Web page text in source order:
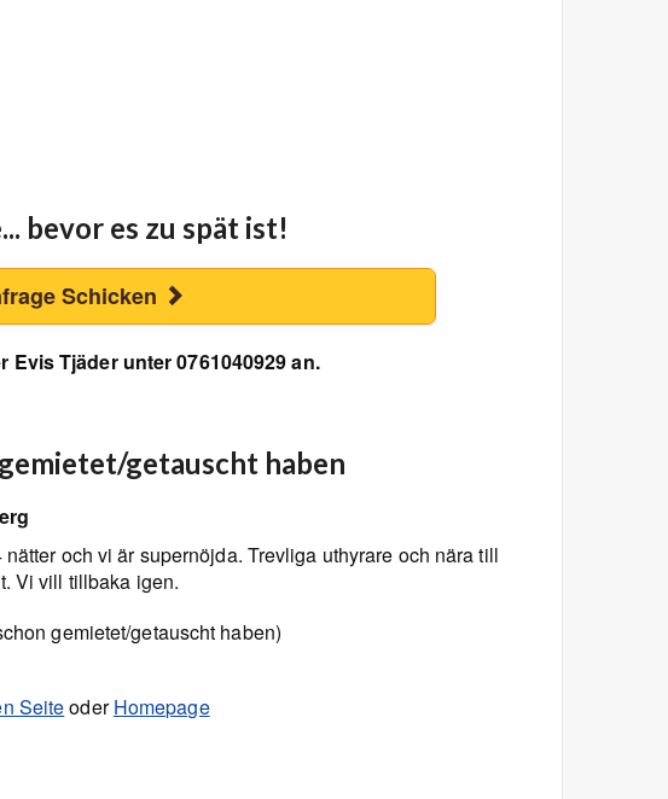
bevor es zu spät ist!
Schicken
Evis Tjäder unter 0761040929 an.
getauscht haben
och vi är supernöjda. Trevliga uthyrare och nära till
Vi vill tillbaka igen.
gemietet/getauscht haben)
SeiteoderHomepage